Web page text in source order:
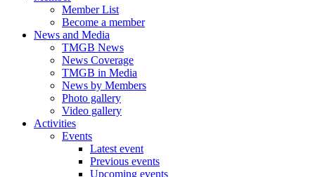
Member List
Become a member
News and Media
TMGB News
News Coverage
TMGB in Media
News by Members
Photo gallery
Video gallery
Activities
Events
Latest event
Previous events
Upcoming events